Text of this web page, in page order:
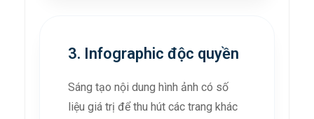
3. Infographic độc quyền
Sáng tạo nội dung hình ảnh có số
liệu giá trị để thu hút các trang khác